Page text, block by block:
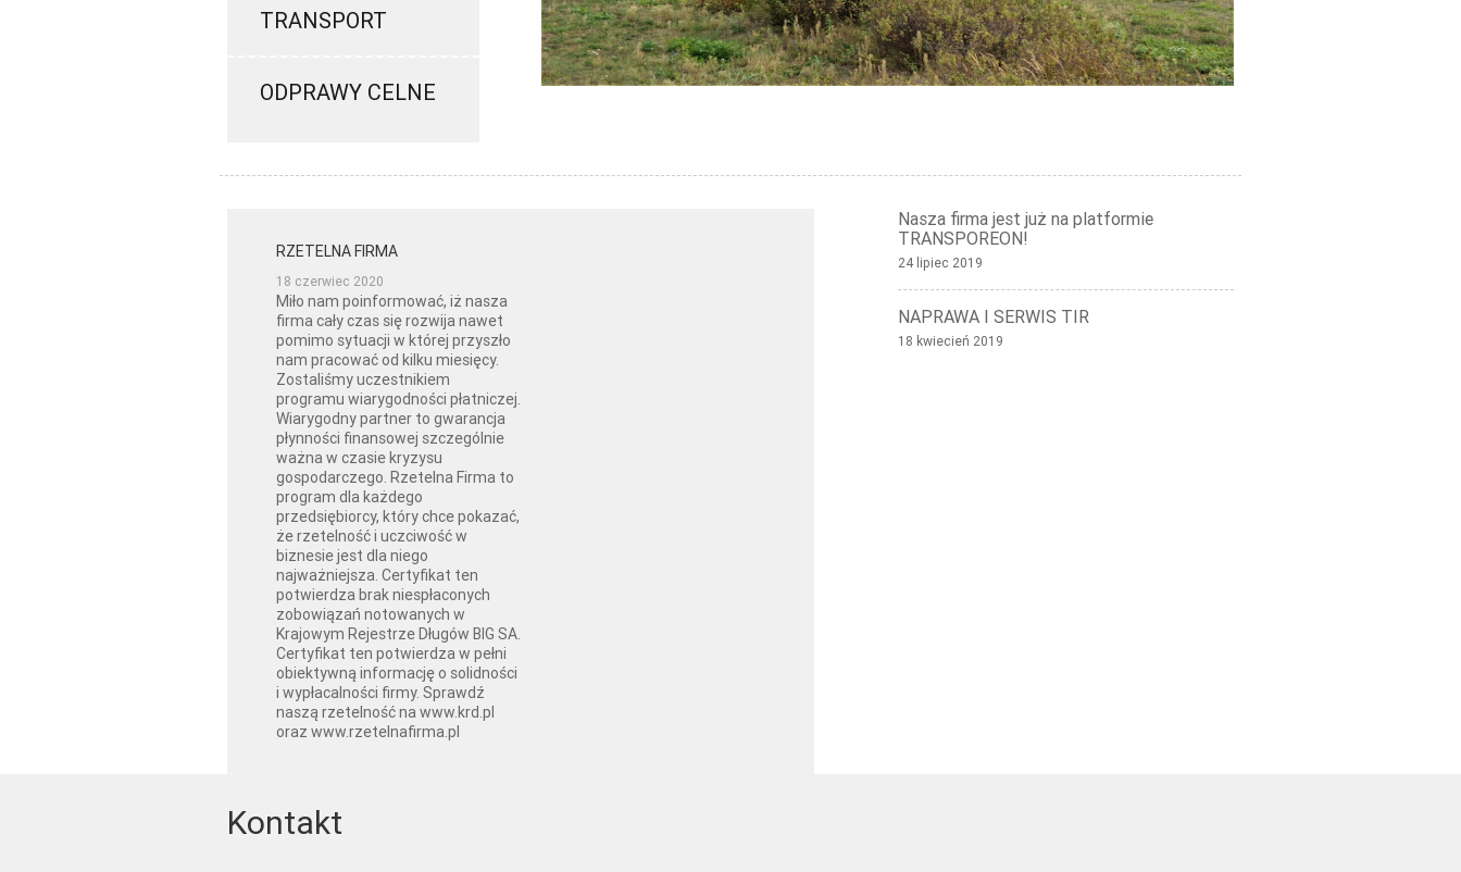
TRANSPORT
ODPRAWY CELNE
RZETELNA FIRMA
18 czerwiec 2020
Miło nam poinformować, iż nasza
firma cały czas się rozwija nawet
pomimo sytuacji w której przyszło
nam pracować od kilku miesięcy.
Zostaliśmy uczestnikiem
programu wiarygodności płatniczej.
Wiarygodny partner to gwarancja
płynności finansowej szczególnie
ważna w czasie kryzysu
gospodarczego. Rzetelna Firma to
program dla każdego
przedsiębiorcy, który chce pokazać,
że rzetelność i uczciwość w
biznesie jest dla niego
najważniejsza. Certyfikat ten
potwierdza brak niespłaconych
zobowiązań notowanych w
Krajowym Rejestrze Długów BIG SA.
Certyfikat ten potwierdza w pełni
obiektywną informację o solidności
i wypłacalności firmy. Sprawdź
naszą rzetelność na www.krd.pl
oraz www.rzetelnafirma.pl
Nasza firma jest już na platformie
TRANSPOREON!
24 lipiec 2019
NAPRAWA I SERWIS TIR
18 kwiecień 2019
Kontakt